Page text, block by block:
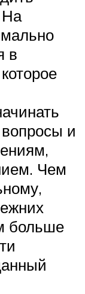
На
в
и
Чем
больше